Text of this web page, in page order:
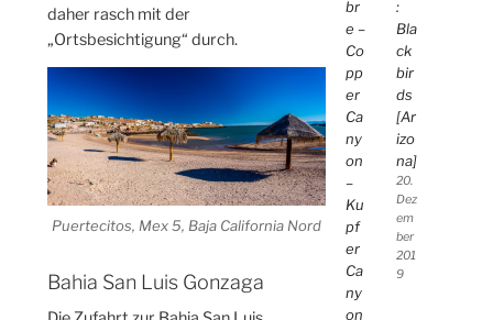
daher rasch mit der
„Ortsbesichtigung“ durch.
Puertecitos, Mex 5, Baja California Nord
Bahia San Luis Gonzaga
br
e –
Co
pp
er
Ca
ny
on
–
Ku
pf
er
Ca
ny
on
:
Bla
ck
bir
ds
[Ar
izo
na]
20.
Dez
em
ber
201
9